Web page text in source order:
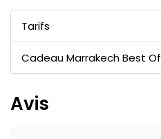
Tarifs
Cadeau Marrakech Best Of
Avis